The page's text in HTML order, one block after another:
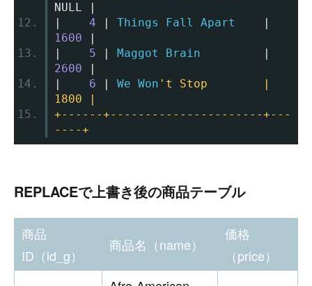
NULL
|
|
4 | Things Fall Apart
|
1600
|
|
5 | Maggot Brain
|
2600
|
|
6 | We Won 't Stop        |
1800 |
+------+----------------------+---
----+
REPLACEで上書き後の商品テーブル
商品
ID（id_g）
商品名（name）
価格
（price）